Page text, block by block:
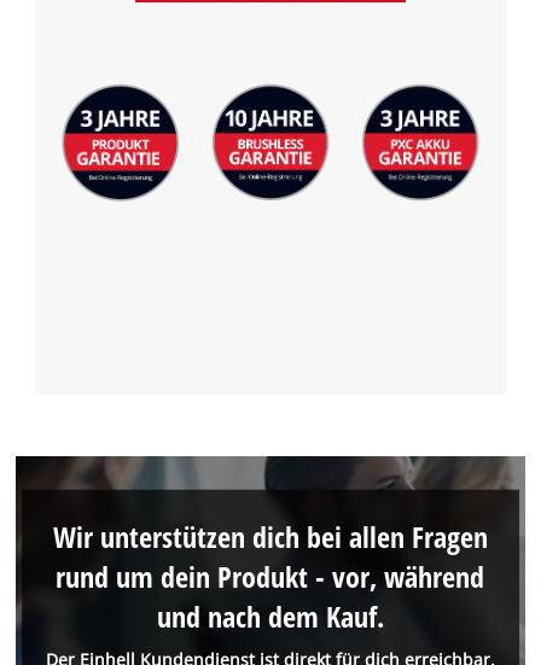
Der Einhell Kundendienst ist direkt für dich erreichbar.
Wir unterstützen dich bei allen Fragen
rund um dein Produkt - vor, während
und nach dem Kauf.